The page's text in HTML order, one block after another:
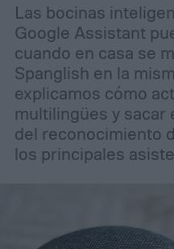
Las bocinas
Google Assistant
cuando en casa se
Spanglish en la
explicamos cómo
multilingües y sacar
del reconocimiento
los principales